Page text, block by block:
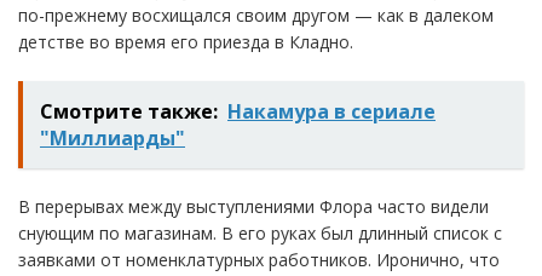
по-прежнему восхищался своим другом — как в далеком
детстве во время его приезда в Кладно.
Смотрите также: Накамура в сериале
"Миллиарды"
В перерывах между выступлениями Флора часто видели
снующим по магазинам. В его руках был длинный список с
заявками от номенклатурных работников. Иронично, что